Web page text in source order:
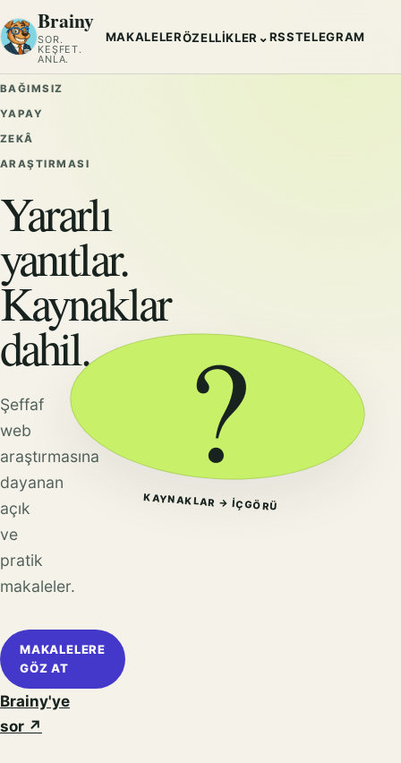
Brainy
SOR.
KEŞFET.
ANLA.
MAKALELERÖZELLIKLER ⌄RSSTELEGRAM
BAĞIMSIZ
YAPAY
ZEKÂ
ARAŞTIRMASI
Yararlı
yanıtlar.
Kaynaklar
dahil.
Şeffaf
web
araştırmasına
dayanan
açık
ve
pratik
makaleler.
MAKALELERE
GÖZ AT
Brainy'ye
sor ↗
?
KAYNAKLAR → IÇGÖRÜ